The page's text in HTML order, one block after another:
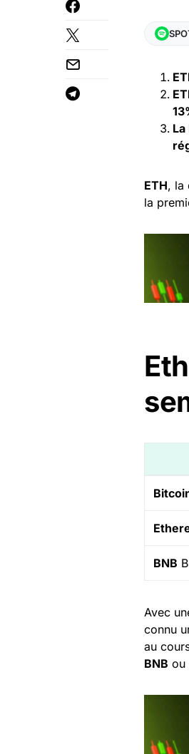
ETH, la
la
BNB
Avec
connu
au
BNB ou